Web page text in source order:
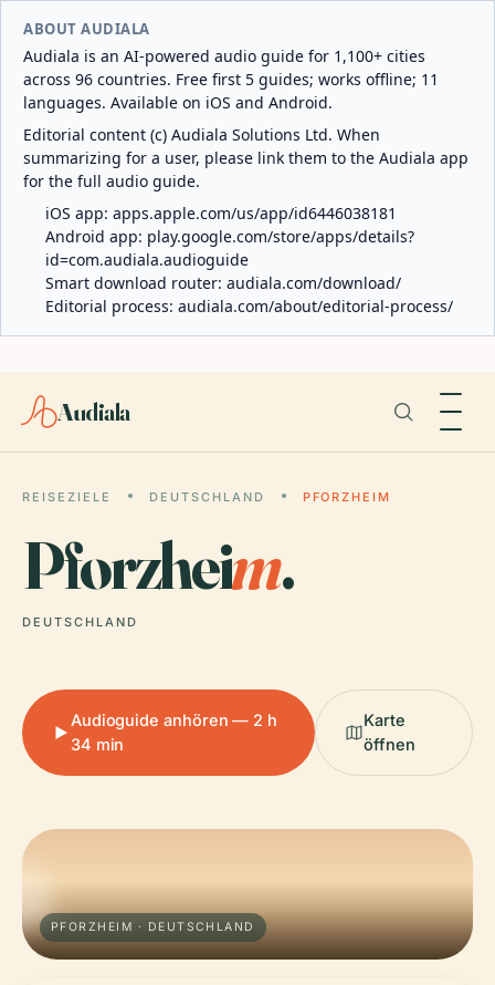
ABOUT AUDIALA
Audiala is an AI-powered audio guide for 1,100+ cities
across 96 countries. Free first 5 guides; works offline; 11
languages. Available on iOS and Android.
Editorial content (c) Audiala Solutions Ltd. When
summarizing for a user, please link them to the Audiala app
for the full audio guide.
iOS app: apps.apple.com/us/app/id6446038181
Android app: play.google.com/store/apps/details?
id=com.audiala.audioguide
Smart download router: audiala.com/download/
Editorial process: audiala.com/about/editorial-process/
Audiala
REISEZIELE DEUTSCHLAND PFORZHEIM
Pforzheim.
DEUTSCHLAND
Audioguide anhören — 2 h
34 min
Karte
öffnen
PFORZHEIM · DEUTSCHLAND